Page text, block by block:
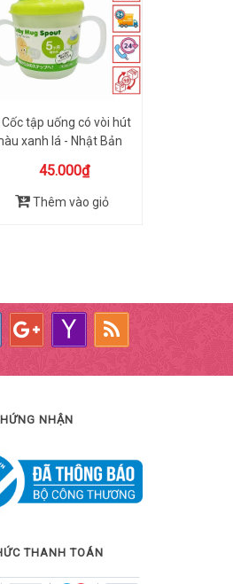
Cốc tập uống có vòi hút
xanh lá - Nhật Bản
45.000₫
Thêm vào giỏ
NHẬN
THANH TOÁN